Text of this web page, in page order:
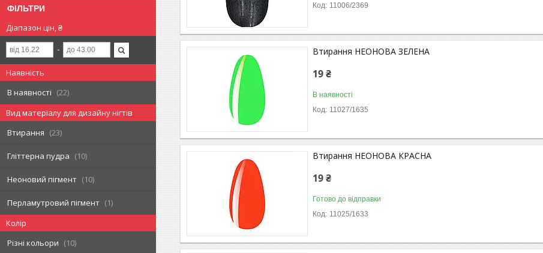
ФІЛЬТРИ
Діапазон цін, ₴
Наявність
В наявності
22
Вид матеріалу для дизайну нігтів
Втирання
23
Гліттерна пудра 10
Неоновий пігмент 10
Перламутровий пігмент
1
Колір
Різні кольори
10
11006/2369
Втирання НЕОНОВА ЗЕЛЕНА
19 ₴
В наявності
11027/1635
Втирання НЕОНОВА КРАСНА
19 ₴
Готово до відправки
11025/1633